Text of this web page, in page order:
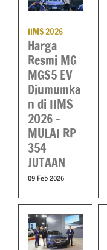
IIMS 2026
Harga
Resmi MG
MGS5 EV
Diumumka
n di IIMS
2026 –
MULAI RP
354
JUTAAN
09 Feb 2026